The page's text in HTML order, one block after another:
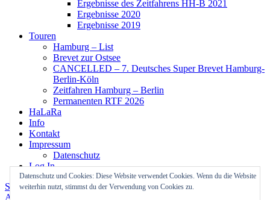
Ergebnisse des Zeitfahrens HH-B 2021
Ergebnisse 2020
Ergebnisse 2019
Touren
Hamburg – List
Brevet zur Ostsee
CANCELLED – 7. Deutsches Super Brevet Hamburg-
Berlin-Köln
Zeitfahren Hamburg – Berlin
Permanenten RTF 2026
HaLaRa
Info
Kontakt
Impressum
Datenschutz
Log In
Stolz präsentiert von WordPress
Theme: Colinear von
Automattic
Datenschutz und Cookies: Diese Website verwendet Cookies. Wenn du die Website
weiterhin nutzt, stimmst du der Verwendung von Cookies zu.